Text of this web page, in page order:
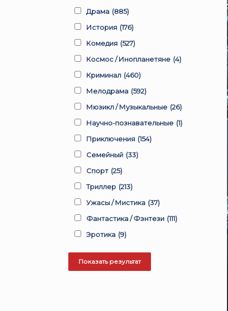
Драма (885)
История (176)
Комедия (527)
Космос / Инопланетяне (4)
Криминал (460)
Мелодрама (592)
Мюзикл / Музыкальные (26)
Научно-познавательные (1)
Приключения (154)
Семейный (33)
Спорт (25)
Триллер (213)
Ужасы / Мистика (37)
Фантастика / Фэнтези (111)
Эротика (9)